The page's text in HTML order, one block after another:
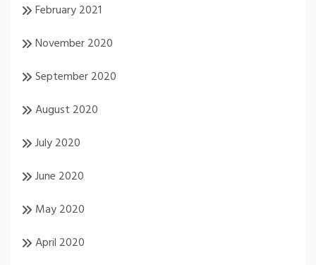
February 2021
November 2020
September 2020
August 2020
July 2020
June 2020
May 2020
April 2020